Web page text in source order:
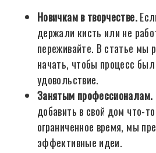
Новичкам в творчестве.
держали кисть или не
переживайте. В статье мы
начать, чтобы процесс
удовольствие.
Занятым профессионалам.
добавить в свой дом что-
ограниченное время, мы
эффективные идеи.